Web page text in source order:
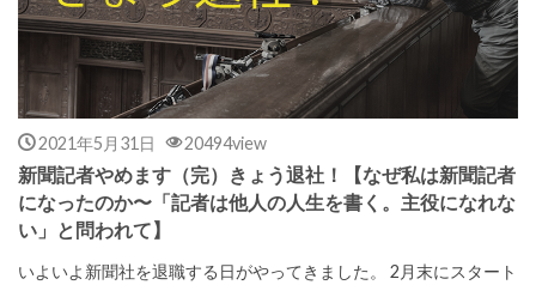
2021年5月31日 20494view
新聞記者やめます（完）きょう退社！【なぜ私は新聞記者
になったのか〜「記者は他人の人生を書く。主役になれな
い」と問われて】
いよいよ新聞社を退職する日がやってきました。 2月末にスタート